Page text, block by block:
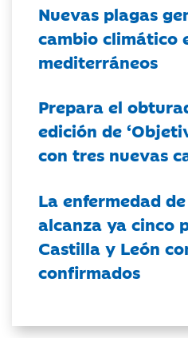
Nuevas plagas
cambio climático
mediterráneos
Prepara el
edición de
con tres nuevas
La enfermedad
alcanza ya cinco
Castilla y León
confirmados